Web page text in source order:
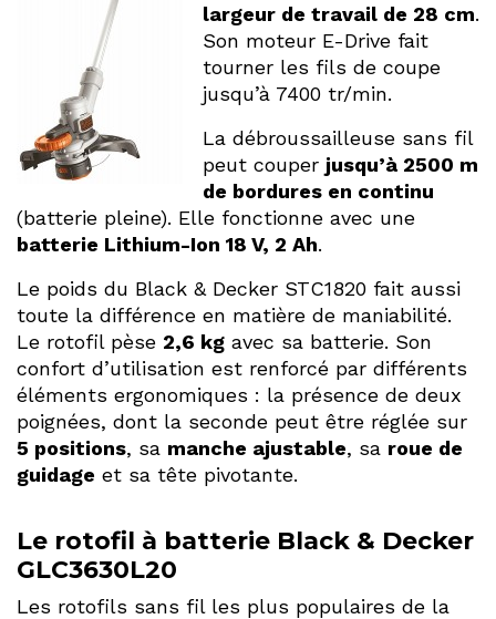
largeur de travail de 28 cm.
Son moteur E-Drive fait
tourner les fils de coupe
jusqu’à 7400 tr/min.
La débroussailleuse sans fil
peut couper jusqu’à 2500 m
de bordures en continu
(batterie pleine). Elle fonctionne avec une
batterie Lithium-Ion 18 V, 2 Ah.
Le poids du Black & Decker STC1820 fait aussi
toute la différence en matière de maniabilité.
Le rotofil pèse 2,6 kg avec sa batterie. Son
confort d’utilisation est renforcé par différents
éléments ergonomiques : la présence de deux
poignées, dont la seconde peut être réglée sur
5 positions, sa manche ajustable, sa roue de
guidage et sa tête pivotante.
Le rotofil à batterie Black & Decker
GLC3630L20
Les rotofils sans fil les plus populaires de la